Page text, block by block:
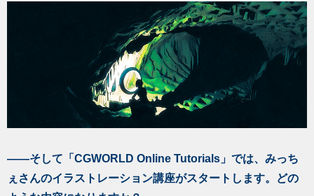
――そして「CGWORLD Online Tutorials」では、みっち
ぇさんのイラストレーション講座がスタートします。どの